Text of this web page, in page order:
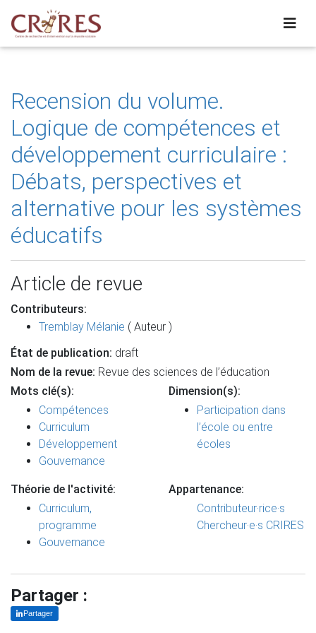
Recension du volume.
Logique de compétences et
développement curriculaire :
Débats, perspectives et
alternative pour les systèmes
éducatifs
Article de revue
Contributeurs:
Tremblay Mélanie ( Auteur )
État de publication: draft
Nom de la revue: Revue des sciences de l’éducation
Mots clé(s):
Compétences
Curriculum
Développement
Gouvernance
Dimension(s):
Participation dans
l’école ou entre
écoles
Théorie de l'activité:
Curriculum,
programme
Gouvernance
Appartenance:
Contributeur·rice·s
Chercheur·e·s CRIRES
Partager :
Partager